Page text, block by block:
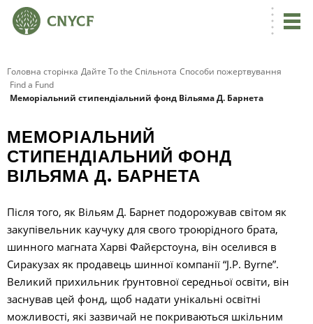
Головна сторінка Дайте To the Спільнота Способи пожертвування
Find a Fund
Меморіальний стипендіальний фонд Вільяма Д. Барнета
МЕМОРІАЛЬНИЙ
СТИПЕНДІАЛЬНИЙ ФОНД
ВІЛЬЯМА Д. БАРНЕТА
Після того, як Вільям Д. Барнет подорожував світом як
закупівельник каучуку для свого троюрідного брата,
шинного магната Харві Файєрстоуна, він оселився в
Сиракузах як продавець шинної компанії “J.P. Byrne”.
Великий прихильник ґрунтовної середньої освіти, він
заснував цей фонд, щоб надати унікальні освітні
можливості, які зазвичай не покриваються шкільним